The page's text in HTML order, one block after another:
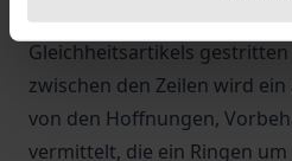
oder gegen eine
Gleichheitsartikels
zwischen den Zeilen wird
von den Hoffnungen,
vermittelt, die ein Ringen